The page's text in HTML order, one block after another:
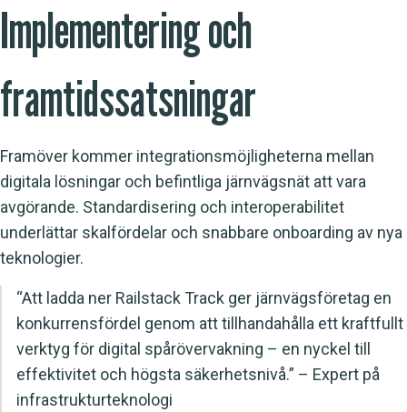
Implementering och
framtidssatsningar
Framöver kommer integrationsmöjligheterna mellan
digitala lösningar och befintliga järnvägsnät att vara
avgörande. Standardisering och interoperabilitet
underlättar skalfördelar och snabbare onboarding av nya
teknologier.
“Att ladda ner Railstack Track ger järnvägsföretag en
konkurrensfördel genom att tillhandahålla ett kraftfullt
verktyg för digital spårövervakning – en nyckel till
effektivitet och högsta säkerhetsnivå.” – Expert på
infrastrukturteknologi